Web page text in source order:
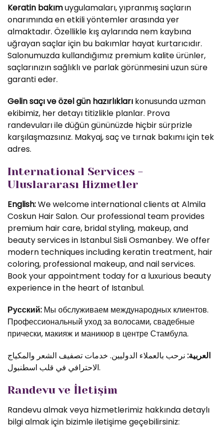
Keratin bakımuygulamaları, yıpranmış saçların
onarımında en etkili yöntemler arasında yer
almaktadır. Özellikle kış aylarında nem kaybına
uğrayan saçlar için bu bakımlar hayat kurtarıcıdır.
Salonumuzda kullandığımız premium kalite ürünler,
saçlarınızın sağlıklı ve parlak görünmesini uzun süre
garanti eder.
Gelin saçı ve özel gün hazırlıkları konusunda uzman
ekibimiz, her detayı titizlikle planlar. Prova
randevuları ile düğün gününüzde hiçbir sürprizle
karşılaşmazsınız. Makyaj, saç ve tırnak bakımı için tek
adres.
International Services -
Uluslararası Hizmetler
English:We welcome international clients at Almila
Coskun Hair Salon. Our professional team provides
premium hair care, bridal styling, makeup, and
beauty services in Istanbul Sisli Osmanbey. We offer
modern techniques including keratin treatment, hair
coloring, professional makeup, and nail services.
Book your appointment today for a luxurious beauty
experience in the heart of Istanbul.
Русский: Мы обслуживаем международных клиентов.
Профессиональный уход за волосами, свадебные
прически, макияж и маникюр в центре Стамбула.
العربية: نرحب بالعملاء الدوليين. خدمات تصفيف الشعر والمكياج
الاحترافي في قلب اسطنبول.
Randevu ve İletişim
Randevu almak veya hizmetlerimiz hakkında detaylı
bilgi almak için bizimle iletişime geçebilirsiniz: